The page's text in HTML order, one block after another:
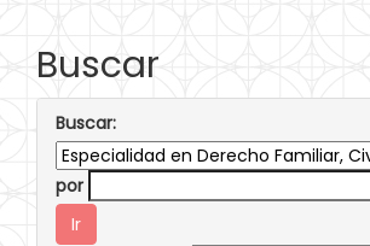
Buscar
Buscar:
por